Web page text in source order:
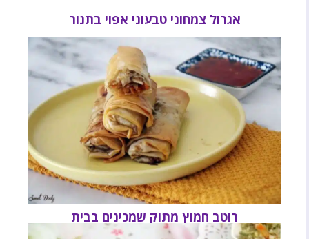
אגרול צמחוני טבעוני אפוי בתנור
רוטב חמוץ מתוק שמכינים בבית